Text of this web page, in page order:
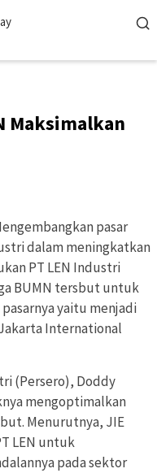
Maksimalkan
pasar
dalam meningkatkan
PT LEN Industri
BUMN tersbut untuk
yaitu menjadi
International
(Persero), Doddy
mengoptimalkan
Menurutnya, JIE
LEN untuk
pada sektor